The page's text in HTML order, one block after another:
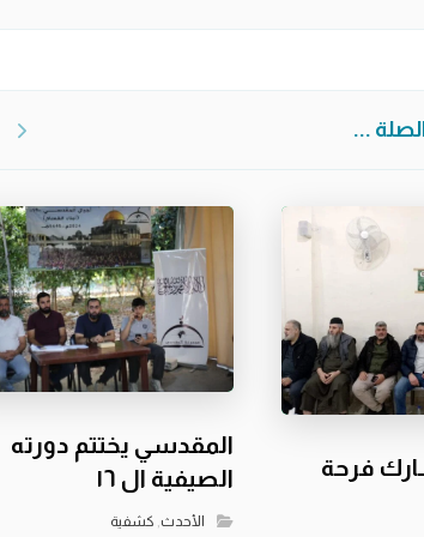
...
فرحة
المقدسي يختتم دورته
الصيفية ال ١٦
الأحدث كشفية